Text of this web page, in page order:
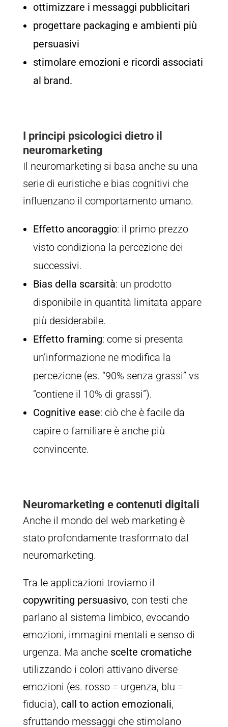
ottimizzare i messaggi pubblicitari
progettare packaging e ambienti più
persuasivi
stimolare emozioni e ricordi associati
al brand.
I principi psicologici dietro il
neuromarketing
Il neuromarketing si basa anche su una
serie di euristiche e bias cognitivi che
influenzano il comportamento umano.
Effetto ancoraggio: il primo prezzo
visto condiziona la percezione dei
successivi.
Bias della scarsità: un prodotto
disponibile in quantità limitata appare
più desiderabile.
Effetto framing: come si presenta
un’informazione ne modifica la
percezione (es. “90% senza grassi” vs
“contiene il 10% di grassi”).
Cognitive ease: ciò che è facile da
capire o familiare è anche più
convincente.
Neuromarketing e contenuti digitali
Anche il mondo del web marketing è
stato profondamente trasformato dal
neuromarketing.
Tra le applicazioni troviamo il
copywriting persuasivo, con testi che
parlano al sistema limbico, evocando
emozioni, immagini mentali e senso di
urgenza. Ma anche scelte cromatiche
utilizzando i colori attivano diverse
emozioni (es. rosso = urgenza, blu =
fiducia), call to action emozionali,
sfruttando messaggi che stimolano